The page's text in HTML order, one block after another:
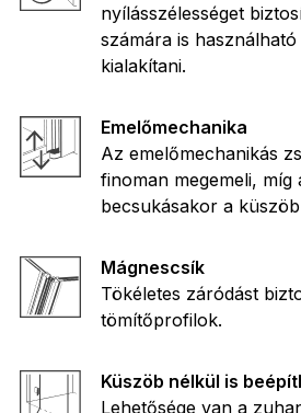
nyílásszélességet
számára is
kialakítani.
Emelőmechanika
Az emelőmechanikás
finoman megemeli, míg
becsukásakor a
Mágnescsík
Tökéletes záródást
tömítőprofilok.
Küszöb nélkül is
Lehetősége van a